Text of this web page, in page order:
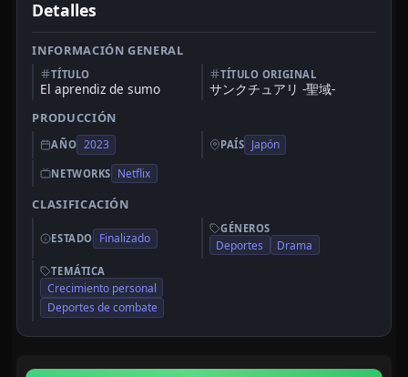
Detalles
INFORMACIÓN GENERAL
TÍTULO
El aprendiz de sumo
TÍTULO ORIGINAL
サンクチュアリ -聖域-
PRODUCCIÓN
AÑO 2023 PAÍS Japón
NETWORKS Netflix
CLASIFICACIÓN
ESTADO Finalizado
GÉNEROS
Deportes Drama
TEMÁTICA
Crecimiento personal
Deportes de combate